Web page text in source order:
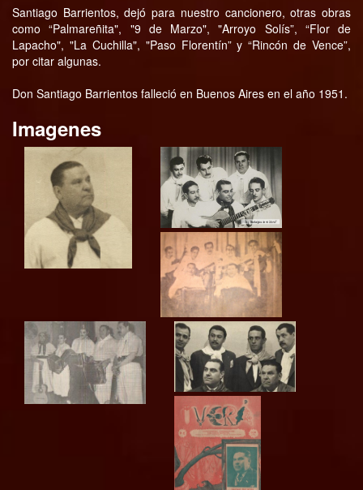
Santiago Barrientos, dejó para nuestro cancionero, otras obras
como “Palmareñita", "9 de Marzo", "Arroyo Solís”, “Flor de
Lapacho", "La Cuchilla", "Paso Florentín” y “Rincón de Vence”,
por citar algunas.
Don Santiago Barrientos falleció en Buenos Aires en el año 1951.
Imagenes